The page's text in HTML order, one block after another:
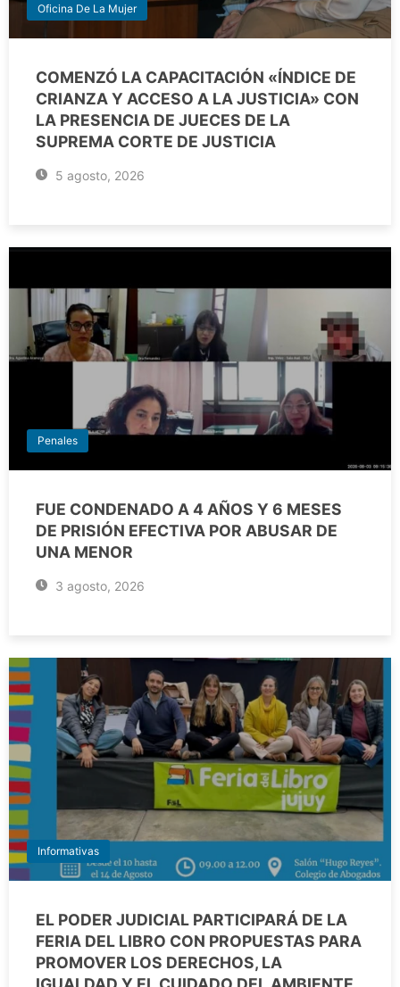
Oficina De La Mujer
COMENZÓ LA CAPACITACIÓN «ÍNDICE DE
CRIANZA Y ACCESO A LA JUSTICIA» CON
LA PRESENCIA DE JUECES DE LA
SUPREMA CORTE DE JUSTICIA
5 agosto, 2026
Penales
FUE CONDENADO A 4 AÑOS Y 6 MESES
DE PRISIÓN EFECTIVA POR ABUSAR DE
UNA MENOR
3 agosto, 2026
Informativas
EL PODER JUDICIAL PARTICIPARÁ DE LA
FERIA DEL LIBRO CON PROPUESTAS PARA
PROMOVER LOS DERECHOS, LA